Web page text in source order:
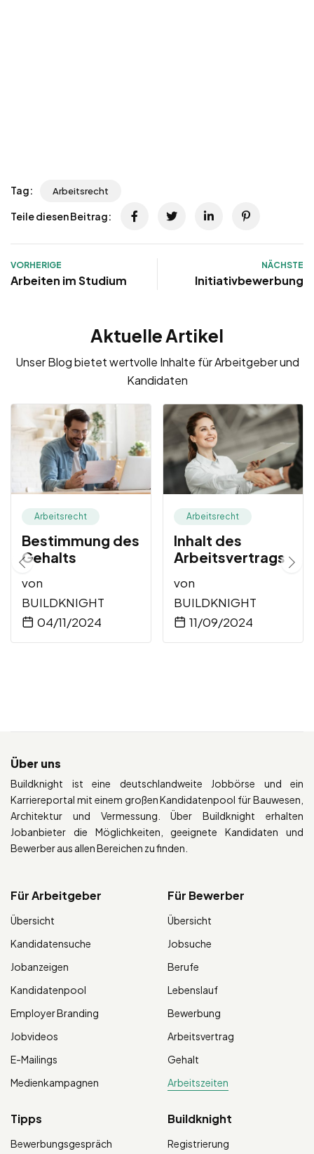
Tag: Arbeitsrecht
Teile diesen Beitrag:
VORHERIGE
Arbeiten im Studium
NÄCHSTE
Initiativbewerbung
Aktuelle Artikel
Unser Blog bietet wertvolle Inhalte für Arbeitgeber und
Kandidaten
Arbeitsrecht
Bestimmung des
Gehalts
von
BUILDKNIGHT
04/11/2024
Arbeitsrecht
Inhalt des
Arbeitsvertrags
von
BUILDKNIGHT
11/09/2024
Über uns
Buildknight ist eine deutschlandweite Jobbörse und ein
Karriereportal mit einem großen Kandidatenpool für Bauwesen,
Architektur und Vermessung. Über Buildknight erhalten
Jobanbieter die Möglichkeiten, geeignete Kandidaten und
Bewerber aus allen Bereichen zu finden.
Für Arbeitgeber
Übersicht
Kandidatensuche
Jobanzeigen
Kandidatenpool
Employer Branding
Jobvideos
E-Mailings
Medienkampagnen
Für Bewerber
Übersicht
Jobsuche
Berufe
Lebenslauf
Bewerbung
Arbeitsvertrag
Gehalt
Arbeitszeiten
Tipps
Bewerbungsgespräch
Buildknight
Registrierung